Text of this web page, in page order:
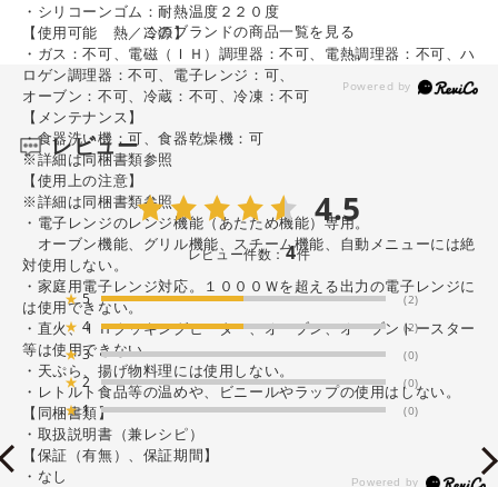
このブランドの商品一覧を見る
・シリコーンゴム：耐熱温度２２０度
【使用可能 熱／冷源】
・ガス：不可、電磁（ＩＨ）調理器：不可、電熱調理器：不可、ハ
ロゲン調理器：不可、電子レンジ：可、
オーブン：不可、冷蔵：不可、冷凍：不可
【メンテナンス】
・食器洗い機：可、食器乾燥機：可
※詳細は同梱書類参照
【使用上の注意】
※詳細は同梱書類参照
・電子レンジのレンジ機能（あたため機能）専用。
オーブン機能、グリル機能、スチーム機能、自動メニューには絶
対使用しない。
・家庭用電子レンジ対応。１０００Ｗを超える出力の電子レンジに
は使用できない。
・直火、ＩＨクッキングヒーター、オーブン、オーブントースター
等は使用できない。
・天ぷら、揚げ物料理には使用しない。
・レトルト食品等の温めや、ビニールやラップの使用はしない。
【同梱書類】
・取扱説明書（兼レシピ）
【保証（有無）、保証期間】
・なし
レビュー
4.5
レビュー件数：4件
★5 (2)
★ 4 (2)
★3 (0)
★2 (0)
★1 (0)